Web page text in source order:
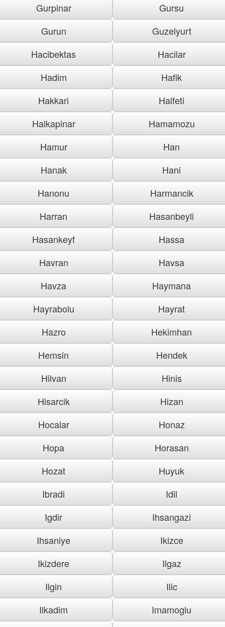
Gurpinar
Gursu
Gurun
Guzelyurt
Hacibektas
Hacilar
Hadim
Hafik
Hakkari
Halfeti
Halkapinar
Hamamozu
Hamur
Han
Hanak
Hani
Hanonu
Harmancik
Harran
Hasanbeyli
Hasankeyf
Hassa
Havran
Havsa
Havza
Haymana
Hayrabolu
Hayrat
Hazro
Hekimhan
Hemsin
Hendek
Hilvan
Hinis
Hisarcik
Hizan
Hocalar
Honaz
Hopa
Horasan
Hozat
Huyuk
Ibradi
Idil
Igdir
Ihsangazi
Ihsaniye
Ikizce
Ikizdere
Ilgaz
Ilgin
Ilic
Ilkadim
Imamoglu